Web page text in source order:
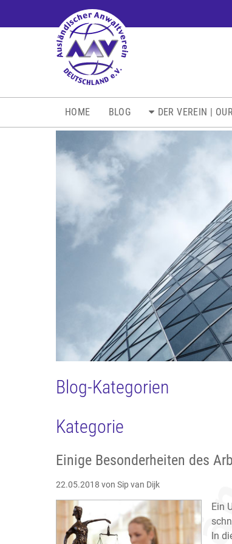
HOME BLOG DER VEREIN |
Blog-Kategorien
Kategorie
Einige Besonderheiten des
22.05.2018 von Sip van Dijk
Ein
In